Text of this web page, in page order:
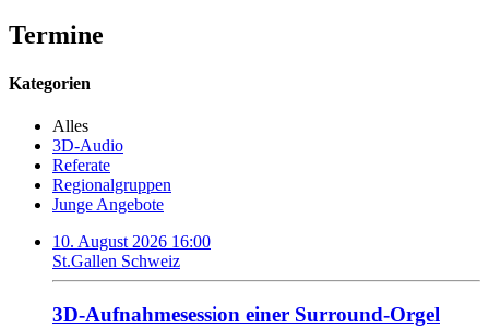
Termine
Kategorien
Alles
3D-Audio
Referate
Regionalgruppen
Junge Angebote
10. August 2026 16:00
St.Gallen Schweiz
3D-Aufnahmesession einer Surround-Orgel